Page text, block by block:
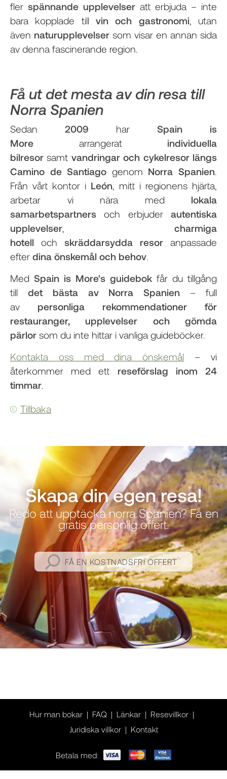
fler spännande upplevelser att erbjuda – inte
bara kopplade till vin och gastronomi, utan
även naturupplevelser som visar en annan sida
av denna fascinerande region.
Få ut det mesta av din resa till
Norra Spanien
Sedan 2009 har Spain is
More arrangerat individuella
bilresor samt vandringar och cykelresor längs
Camino de Santiago genom Norra Spanien.
Från vårt kontor i León, mitt i regionens hjärta,
arbetar vi nära med lokala
samarbetspartners och erbjuder autentiska
upplevelser, charmiga
hotell och skräddarsydda resor anpassade
efter dina önskemål och behov.
Med Spain is More's guidebok får du tillgång
till det bästa av Norra Spanien – full
av personliga rekommendationer för
restauranger, upplevelser och gömda
pärlor som du inte hittar i vanliga guideböcker.
Kontakta oss med dina önskemål – vi
återkommer med ett reseförslag inom 24
timmar.
Tillbaka
Skapa din egen resa!
Redo att upptäcka norra Spanien? Få en
gratis personlig offert.
FÅ EN KOSTNADSFRI OFFERT
Hur man bokar FAQ Länkar
Resevillkor
Juridiska villkor
Kontakt
Betala med: